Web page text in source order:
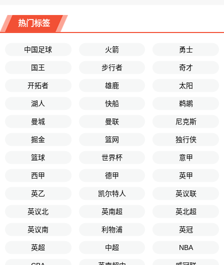
热门标签
中国足球 火箭 勇士
国王 步行者 奇才
开拓者 雄鹿 太阳
湖人 快船 鹈鹕
曼城 曼联 尼克斯
掘金 篮网 独行侠
篮球 世界杯 意甲
西甲 德甲 英甲
英乙 凯尔特人 英议联
英议北 英南超 英北超
英议南 利物浦 英冠
英超 中超 NBA